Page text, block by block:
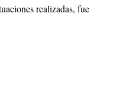
realizadas, fue